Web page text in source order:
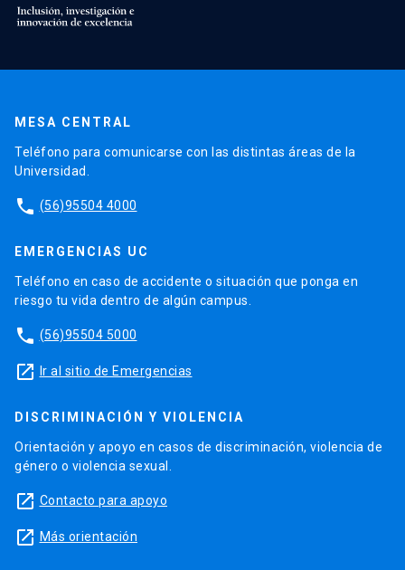
MESA CENTRAL
Teléfono para comunicarse con las distintas áreas de la
Universidad.
phone (56)95504 4000
EMERGENCIAS UC
Teléfono en caso de accidente o situación que ponga en
riesgo tu vida dentro de algún campus.
phone (56)95504 5000
launch Ir al sitio de Emergencias
DISCRIMINACIÓN Y VIOLENCIA
Orientación y apoyo en casos de discriminación, violencia de
género o violencia sexual.
launch Contacto para apoyo
launch Más orientación